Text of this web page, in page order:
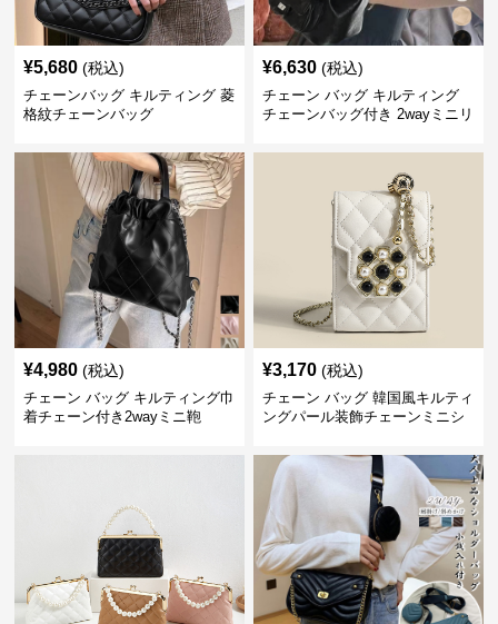
¥5,680 (税込)
チェーンバッグ キルティング 菱
格紋チェーンバッグ
¥6,630 (税込)
チェーン バッグ キルティング
チェーンバッグ付き 2wayミニリ
¥4,980 (税込)
チェーン バッグ キルティング巾
着チェーン付き2wayミニ鞄
¥3,170 (税込)
チェーン バッグ 韓国風キルティ
ングパール装飾チェーンミニシ